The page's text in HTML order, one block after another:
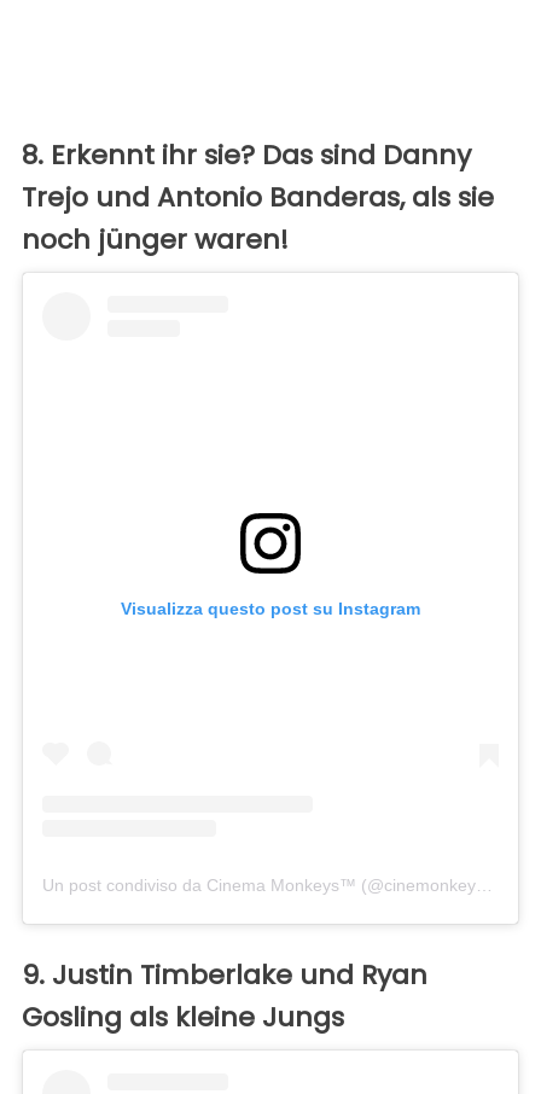
8. Erkennt ihr sie? Das sind Danny
Trejo und Antonio Banderas, als sie
noch jünger waren!
Visualizza questo post su Instagram
9. Justin Timberlake und Ryan
Gosling als kleine Jungs